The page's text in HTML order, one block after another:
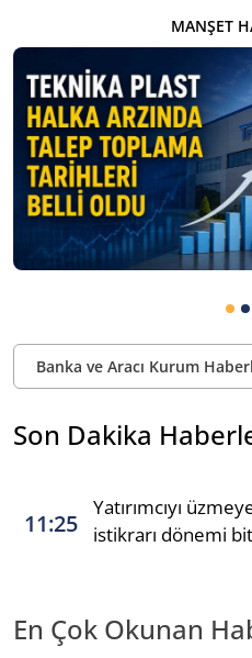
MANŞET
Banka ve Aracı Kurum
Son Dakika
11:25
Yatırımcıyı
istikrarı dönemi
En Çok Okunan